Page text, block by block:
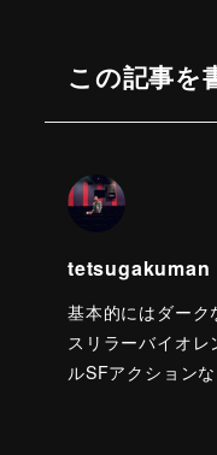
この記事を
tetsugakuman
基本的にはダーク
スリラーバイオ
ルSFアクションな